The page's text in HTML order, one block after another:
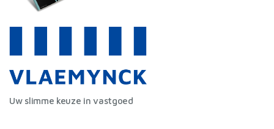
Uw slimme keuze in vastgoed